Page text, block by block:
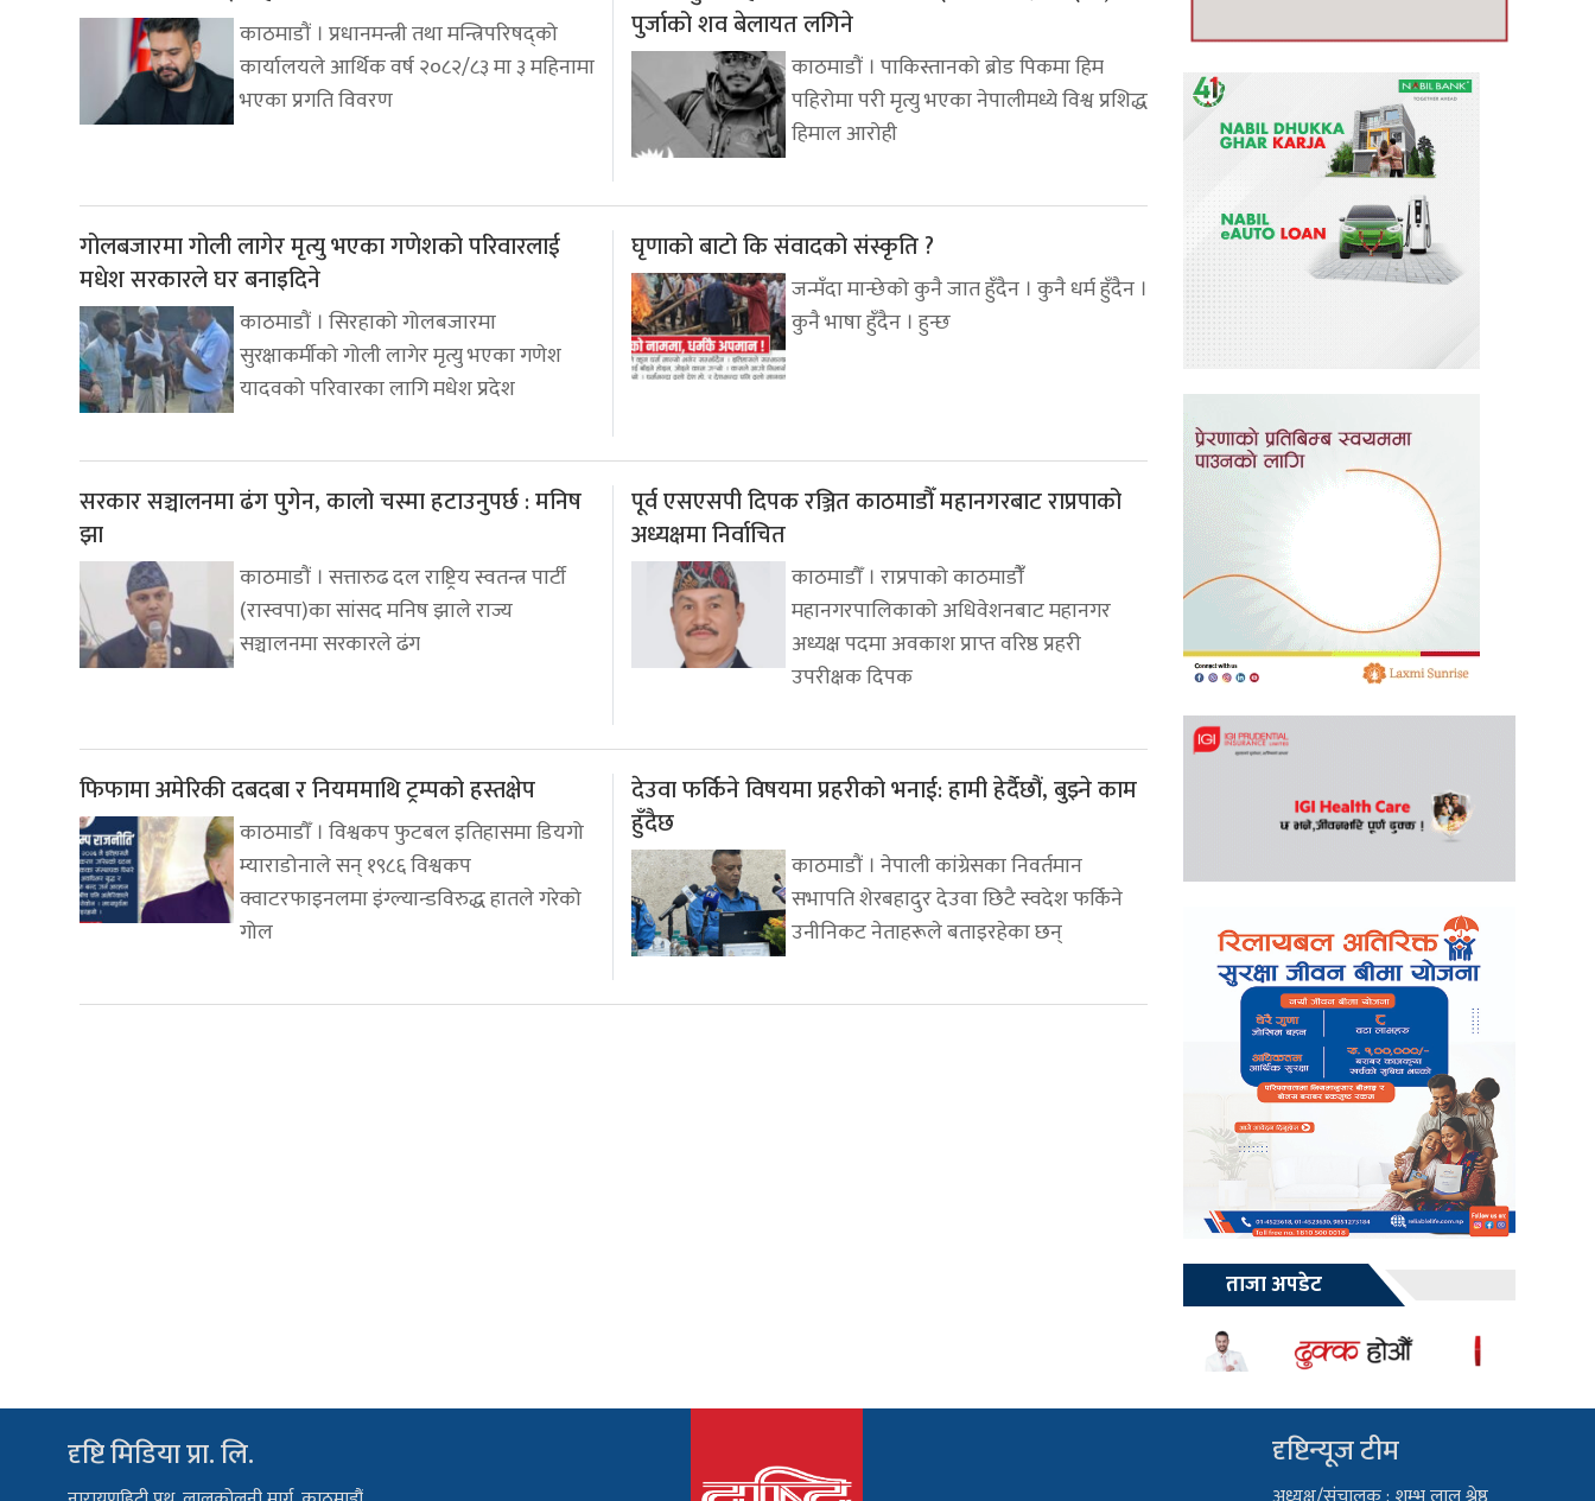
काठमाडौं । प्रधानमन्त्री तथा मन्त्रिपरिषद्को
कार्यालयले आर्थिक वर्ष २०८२/८३ मा ३ महिनामा
भएका प्रगति विवरण
पुर्जाको शव बेलायत लगिने
काठमाडौं । पाकिस्तानको ब्रोड पिकमा हिम
पहिरोमा परी मृत्यु भएका नेपालीमध्ये विश्व प्रशिद्ध
हिमाल आरोही
गोलबजारमा गोली लागेर मृत्यु भएका गणेशको परिवारलाई
मधेश सरकारले घर बनाइदिने
काठमाडौं । सिरहाको गोलबजारमा
सुरक्षाकर्मीको गोली लागेर मृत्यु भएका गणेश
यादवको परिवारका लागि मधेश प्रदेश
घृणाको बाटो कि संवादको संस्कृति ?
जन्मँदा मान्छेको कुनै जात हुँदैन । कुनै धर्म हुँदैन ।
कुनै भाषा हुँदैन । हुन्छ
सरकार सञ्चालनमा ढंग पुगेन, कालो चस्मा हटाउनुपर्छ : मनिष
झा
काठमाडौं । सत्तारुढ दल राष्ट्रिय स्वतन्त्र पार्टी
(रास्वपा)का सांसद मनिष झाले राज्य
सञ्चालनमा सरकारले ढंग
पूर्व एसएसपी दिपक रञ्जित काठमाडौँ महानगरबाट राप्रपाको
अध्यक्षमा निर्वाचित
काठमाडौँ । राप्रपाको काठमाडौंँ
महानगरपालिकाको अधिवेशनबाट महानगर
अध्यक्ष पदमा अवकाश प्राप्त वरिष्ठ प्रहरी
उपरीक्षक दिपक
फिफामा अमेरिकी दबदबा र नियममाथि ट्रम्पको हस्तक्षेप
काठमाडौँ । विश्वकप फुटबल इतिहासमा डियगो
म्याराडोनाले सन् १९८६ विश्वकप
क्वाटरफाइनलमा इंग्ल्यान्डविरुद्ध हातले गरेको
गोल
देउवा फर्किने विषयमा प्रहरीको भनाई: हामी हेर्दैछौं, बुझ्ने काम
हुँदैछ
काठमाडौं । नेपाली कांग्रेसका निवर्तमान
सभापति शेरबहादुर देउवा छिटै स्वदेश फर्किने
उनीनिकट नेताहरूले बताइरहेका छन्
ताजा अपडेट
दृष्टि मिडिया प्रा. लि. दृष्टिन्यूज टीम